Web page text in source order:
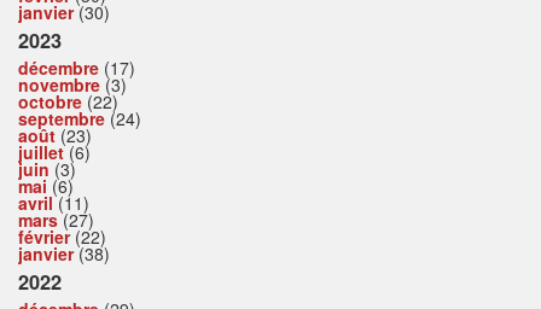
janvier(30)
2023
décembre (17)
novembre (3)
octobre (22)
septembre (24)
août (23)
juillet(6)
juin (3)
mai (6)
avril(11)
mars(27)
février(22)
janvier(38)
2022